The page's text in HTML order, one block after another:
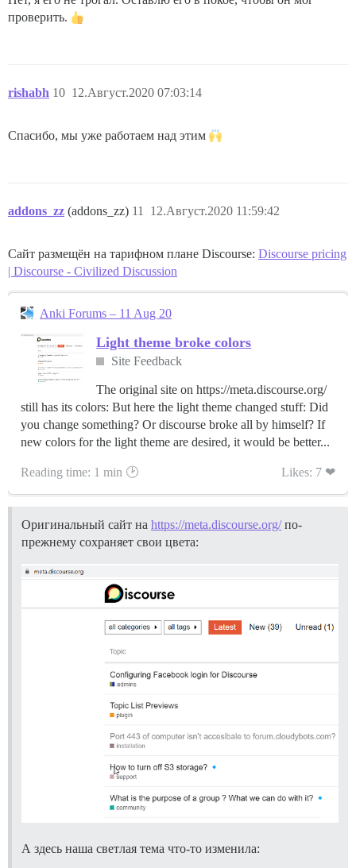
проверить.
rishabh 12.Август.2020 07:03:14
10
Спасибо, мы уже работаем над этим
addons_zz (addons_zz) 12.Август.2020 11:59:42
11
Сайт размещён на тарифном плане Discourse: Discourse pricing
| Discourse - Civilized Discussion
Anki Forums – 11 Aug 20
Light theme broke colors
Site Feedback
The original site on https://meta.discourse.org/
still has its colors: But here the light theme changed stuff: Did
you change something? Or discourse broke all by himself? If
new colors for the light theme are desired, it would be better...
Reading time: 1 min 🕑 Likes: 7 ❤
Оригинальный сайт на https://meta.discourse.org/по-
прежнему сохраняет свои цвета:
А здесь наша светлая тема что-то изменила: